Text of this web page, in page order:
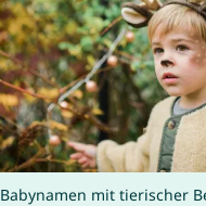
Babynamen mit tierischer